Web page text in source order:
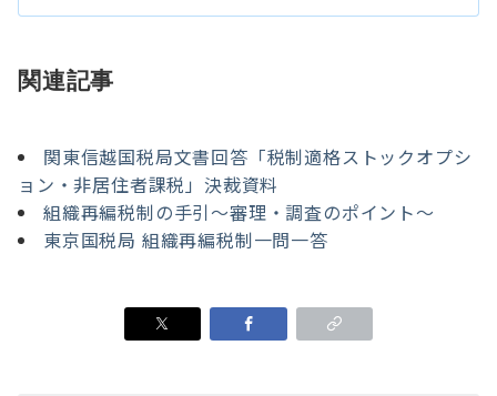
関連記事
関東信越国税局文書回答「税制適格ストックオプシ
ョン・非居住者課税」決裁資料
組織再編税制の手引〜審理・調査のポイント〜
東京国税局 組織再編税制一問一答